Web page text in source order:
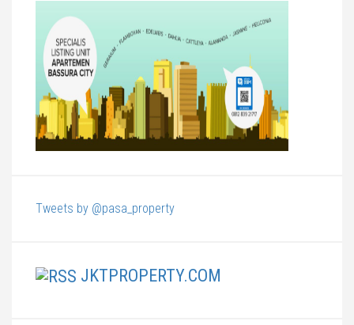
Tweets by @pasa_property
JKTPROPERTY.COM